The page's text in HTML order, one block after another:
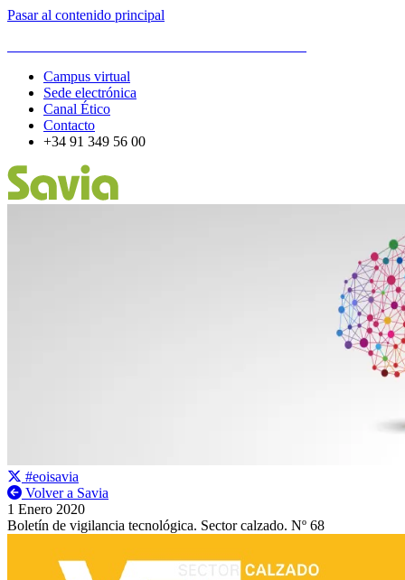
Pasar al contenido principal
Campus virtual
Sede electrónica
Canal Ético
Contacto
+34 91 349 56 00
#eoisavia
Volver a Savia
1 Enero 2020
Boletín de vigilancia tecnológica. Sector calzado. Nº 68